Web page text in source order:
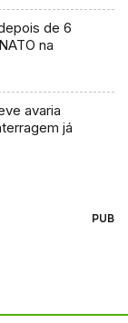
de 6
na
avaria
já
PUB